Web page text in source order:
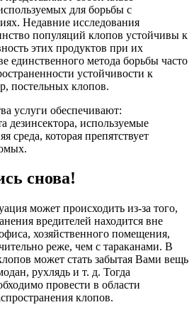
для борьбы с
Недавние исследования
популяций клопов устойчивы к
этих продуктов при их
единственного метода борьбы часто
устойчивости к
постельных клопов.
услуги обеспечивают:
дезинсектора, используемые
среда, которая препятствует
снова!
может происходить из-за того,
вредителей находится вне
хозяйственного помещения,
реже, чем с тараканами. В
может стать забытая Вами вещь
рухлядь и т. д. Тогда
провести в области
клопов.